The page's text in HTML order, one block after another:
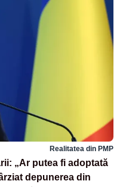
Realitatea din PMP
„Ar putea fi adoptată
depunerea din